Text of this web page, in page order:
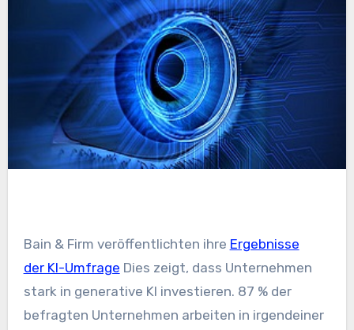
Bain & Firm veröffentlichten ihre Ergebnisse
der KI-Umfrage Dies zeigt, dass Unternehmen
stark in generative KI investieren. 87 % der
befragten Unternehmen arbeiten in irgendeiner